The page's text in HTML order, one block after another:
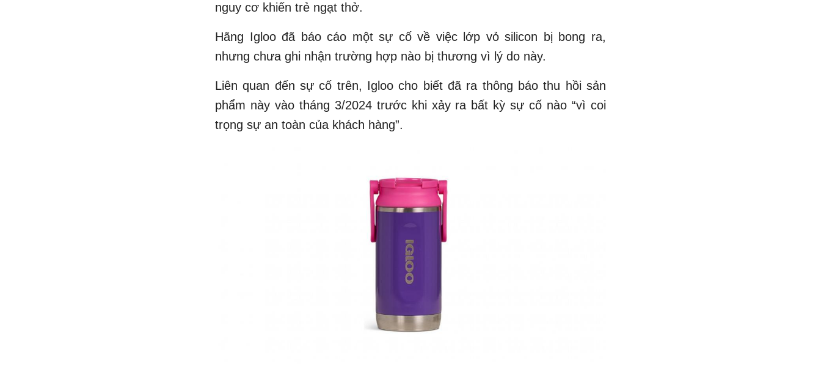
nguy cơ khiến trẻ ngạt thở.
Hãng Igloo đã báo cáo một sự cố về việc lớp vỏ silicon bị bong ra,
nhưng chưa ghi nhận trường hợp nào bị thương vì lý do này.
Liên quan đến sự cố trên, Igloo cho biết đã ra thông báo thu hồi sản
phẩm này vào tháng 3/2024 trước khi xảy ra bất kỳ sự cố nào “vì coi
trọng sự an toàn của khách hàng”.